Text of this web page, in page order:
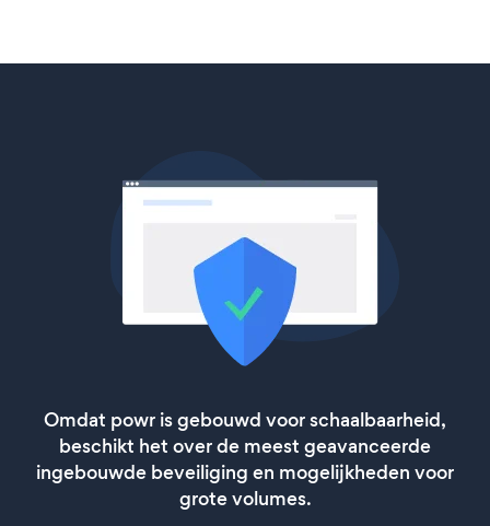
Omdat powr is gebouwd voor schaalbaarheid,
beschikt het over de meest geavanceerde
ingebouwde beveiliging en mogelijkheden voor
grote volumes.